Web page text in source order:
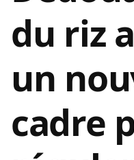
du riz
un
cadre